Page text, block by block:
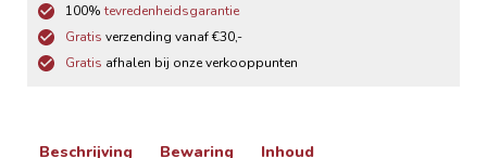
100% tevredenheidsgarantie
Gratis verzending vanaf €30,-
Gratis afhalen bij onze verkooppunten
Beschrijving Bewaring Inhoud